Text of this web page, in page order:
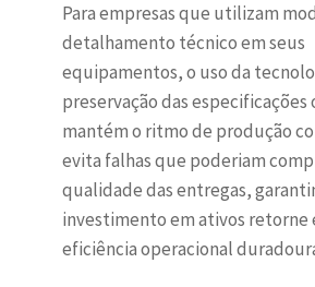
Para empresas que utilizam
detalhamento técnico em seus
equipamentos, o uso da
preservação das especificações
mantém o ritmo de produção
evita falhas que poderiam
qualidade das entregas,
investimento em ativos retorne
eficiência operacional